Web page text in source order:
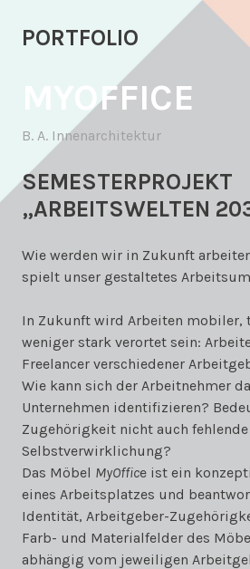
Inhalt
PORTFOLIO
MYOFFICE
B. A. Innenarchitektur
SEMESTERPROJEKT
„ARBEITSWELTEN
Wie werden wir in Zukunft
spielt unser gestaltetes
In Zukunft wird Arbeiten mobiler,
weniger stark verortet sein:
Freelancer verschiedener
Wie kann sich der Arbeitnehmer
Unternehmen identifizieren?
Zugehörigkeit nicht auch fehlende
Selbstverwirklichung?
Das Möbel MyOffice ist ein
eines Arbeitsplatzes und
Identität, Arbeitgeber-
Farb- und Materialfelder des
abhängig vom jeweiligen